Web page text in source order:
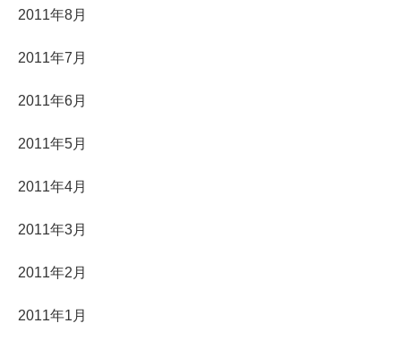
2011年8月
2011年7月
2011年6月
2011年5月
2011年4月
2011年3月
2011年2月
2011年1月